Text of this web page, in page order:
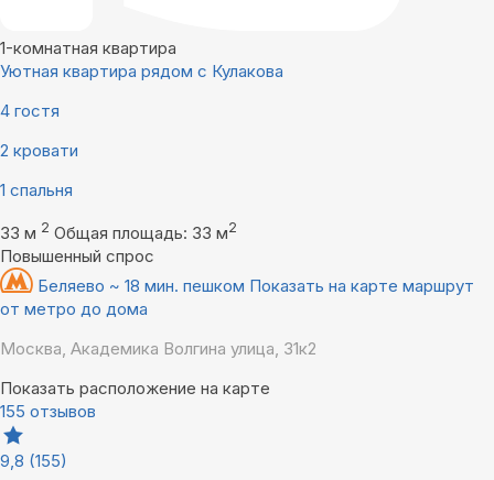
1-комнатная квартира
Уютная квартира рядом с Кулакова
4 гостя
2 кровати
1 спальня
33 м 2 Общая площадь: 33 м2
Повышенный спрос
Беляево ~ 18 мин. пешком Показать на карте маршрут
от метро до дома
Москва, Академика Волгина улица, 31к2
Показать расположение на карте
155 отзывов
9,8 (155)